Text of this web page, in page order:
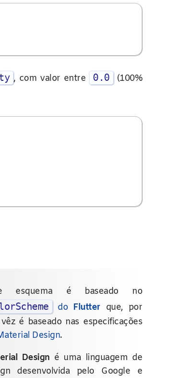
, com valor entre 0.0
(100%
esquema é baseado no
do Flutter que, por
é baseado nas especificações
Design.
Design é uma linguagem de
desenvolvida pelo Google e